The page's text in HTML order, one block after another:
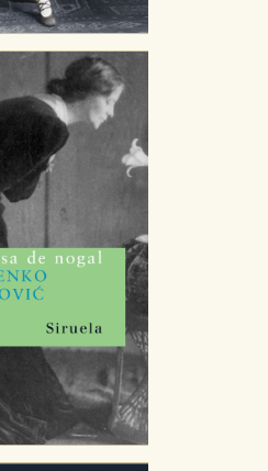
de cookies